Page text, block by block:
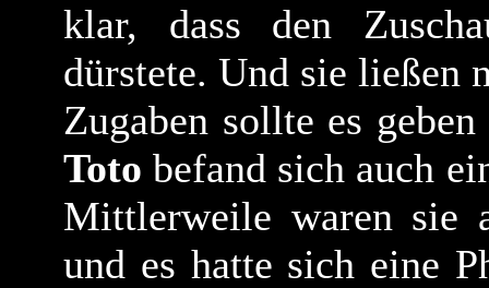
klar, dass den
dürstete. Und sie ließen
Zugaben sollte es
Toto befand sich auch
Mittlerweile waren sie
und es hatte sich eine